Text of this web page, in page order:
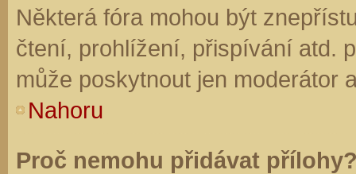
Některá fóra mohou být
čtení, prohlížení, přispívání atd.
může poskytnout jen moderátor
Nahoru
Proč nemohu přidávat